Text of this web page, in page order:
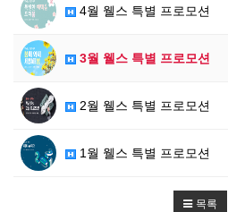
4월 웰스 특별 프로모션
3월 웰스 특별 프로모션
2월 웰스 특별 프로모션
1월 웰스 특별 프로모션
목록